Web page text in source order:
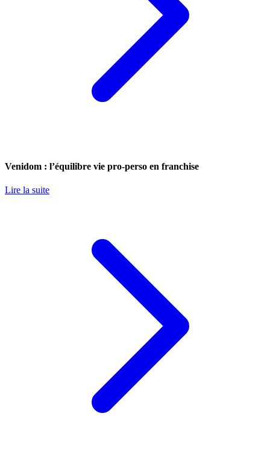
Venidom : l’équilibre vie pro-perso en franchise
Lire la suite